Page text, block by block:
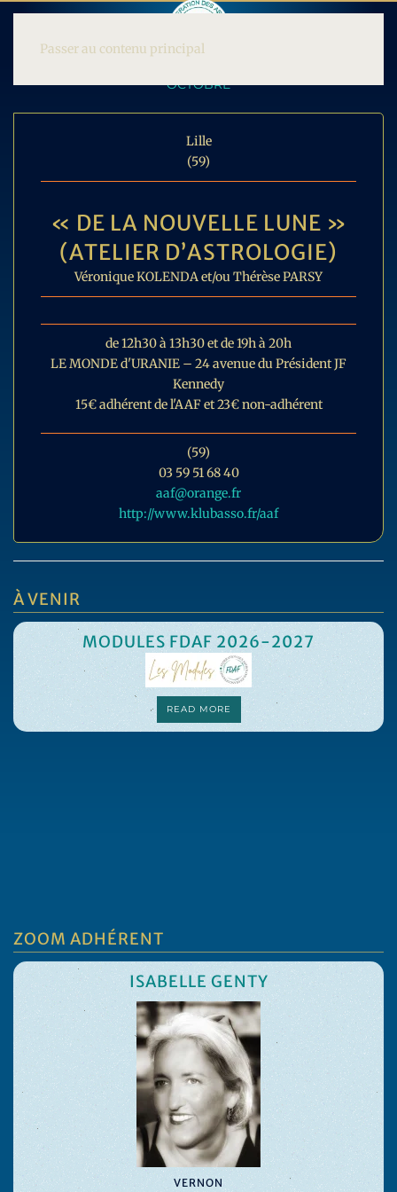
Passer au contenu principal
OCTOBRE
Lille
(59)
« DE LA NOUVELLE LUNE »
(ATELIER D’ASTROLOGIE)
Véronique KOLENDA et/ou Thérèse PARSY
de 12h30 à 13h30 et de 19h à 20h
LE MONDE d'URANIE – 24 avenue du Président JF
Kennedy
15€ adhérent de l'AAF et 23€ non-adhérent
(59)
03 59 51 68 40
aaf@orange.fr
http://www.klubasso.fr/aaf
À VENIR
MODULES FDAF 2026-2027
READ MORE
ZOOM ADHÉRENT
ISABELLE GENTY
VERNON